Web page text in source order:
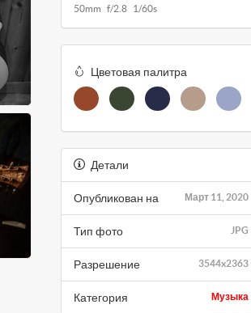
50mm f/2.8 1/60s
Цветовая палитра
Детали
Март 11, 2020
Опубликован на
JPG
Тип фото
3544x2363
Разрешение
Музыка
Категория